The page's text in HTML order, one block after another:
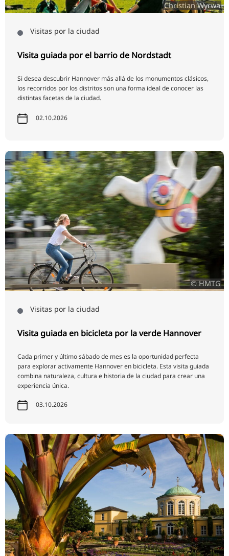
Christian Wyrwa
Visitas por la ciudad
Visita guiada por el barrio de Nordstadt
Si desea descubrir Hannover más allá de los monumentos clásicos,
los recorridos por los distritos son una forma ideal de conocer las
distintas facetas de la ciudad.
02.10.2026
© HMTG
Visitas por la ciudad
Visita guiada en bicicleta por la verde Hannover
Cada primer y último sábado de mes es la oportunidad perfecta
para explorar activamente Hannover en bicicleta. Esta visita guiada
combina naturaleza, cultura e historia de la ciudad para crear una
experiencia única.
03.10.2026